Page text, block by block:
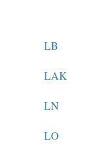
LB
LAK
LN
LO